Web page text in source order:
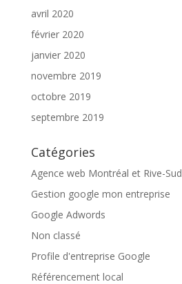
avril 2020
février 2020
janvier 2020
novembre 2019
octobre 2019
septembre 2019
Catégories
Agence web Montréal et Rive-Sud
Gestion google mon entreprise
Google Adwords
Non classé
Profile d'entreprise Google
Référencement local